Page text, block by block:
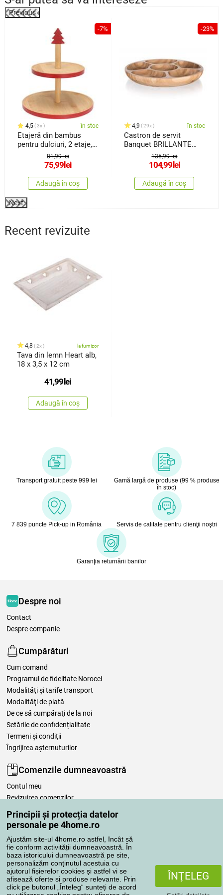
Principii și protecția datelor
personale pe 4home.ro
Ajustăm site-ul 4home.ro astfel, încât să
fie conform activității dumneavoastră. În
baza istoricului dumneavoastră pe site,
personalizăm conținutul acestuia cu
ajutorul fișierelor cookies și astfel vi se
afisează oferte si produse relevante. Prin
click pe butonul „Înteleg“ sunteți de acord
ÎNŢELEG
Previous
-7%
4,5 3x în stoc
Etajeră din bambus
pentru dulciuri, 2 etaje,
81,99 lei
75,99 lei
Adaugă în coș
-23%
4,9 29x în stoc
Castron de servit
Banquet BRILLANTE
Bambus, 31,5 x 4 cm
135,99 lei
104,99 lei
Adaugă în coș
Next
Recent revizuite
4,8 2x la furnizor
Tava din lemn Heart alb,
18 x 3,5 x 12 cm
41,99lei
Adaugă în coș
Transport gratuit peste 999 lei
Gamă largă de produse (99 % produse
în stoc)
7 839 puncte Pick-up in România Servis de calitate pentru clienţii noştri
Garanţia returnării banilor
Despre noi
Contact
Despre companie
Cumpărături
Cum comand
Programul de fidelitate Norocei
Modalităţi şi tarife transport
Modalităţi de plată
De ce să cumpăraţi de la noi
Setările de confidențialitate
Termeni şi condiţii
Îngrijirea așternuturilor
Comenzile dumneavoastră
Contul meu
Revizuirea comenzilor
Reclamaţii
Retragere de la contract
Regulile de procesare a recenziilor
Metode de transport